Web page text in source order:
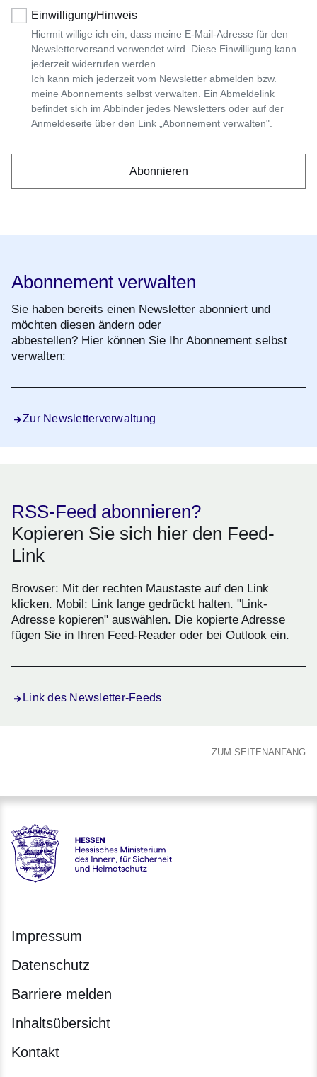
Einwilligung/Hinweis
Hiermit willige ich ein, dass meine E-Mail-Adresse für den
Newsletterversand verwendet wird. Diese Einwilligung kann
jederzeit widerrufen werden.
Ich kann mich jederzeit vom Newsletter abmelden bzw.
meine Abonnements selbst verwalten. Ein Abmeldelink
befindet sich im Abbinder jedes Newsletters oder auf der
Anmeldeseite über den Link „Abonnement verwalten".
Abonnement verwalten
Sie haben bereits einen Newsletter abonniert und
möchten diesen ändern oder
abbestellen? Hier können Sie Ihr Abonnement selbst
verwalten:
Zur Newsletterverwaltung
RSS-Feed abonnieren?
Kopieren Sie sich hier den Feed-
Link
Browser: Mit der rechten Maustaste auf den Link
klicken. Mobil: Link lange gedrückt halten. "Link-
Adresse kopieren" auswählen. Die kopierte Adresse
fügen Sie in Ihren Feed-Reader oder bei Outlook ein.
Link des Newsletter-Feeds
ZUM SEITENANFANG
Hessen - Hessisches Ministerium des Innern, für Sicherheit
Impressum
Datenschutz
Barriere melden
Inhaltsübersicht
Kontakt